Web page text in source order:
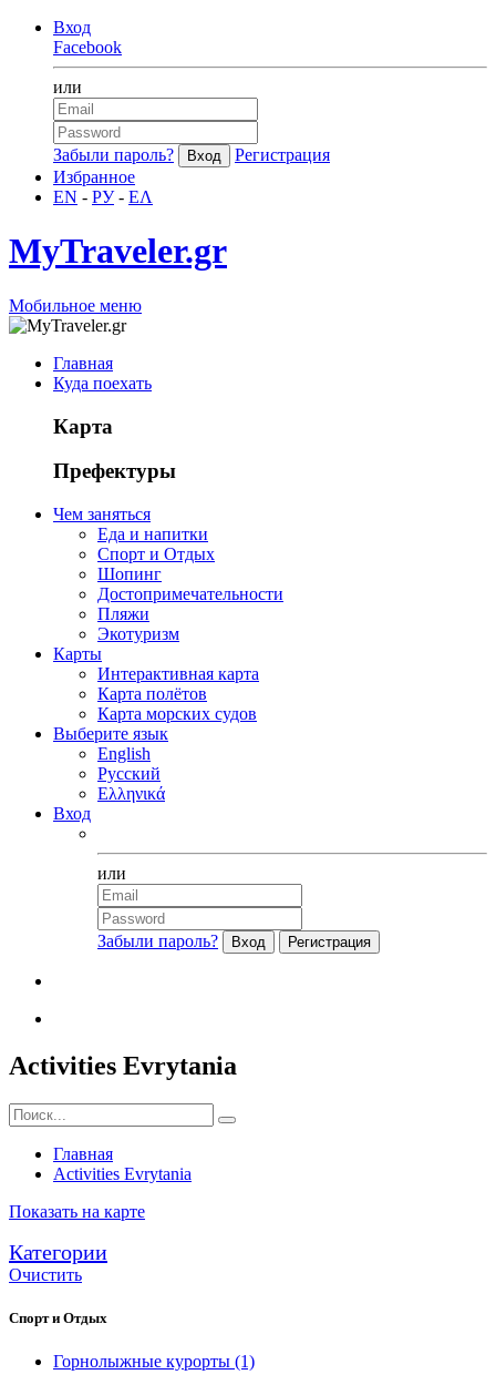
Вход
Facebook
или
Забыли пароль?
Регистрация
Избранное
EN - РУ- ΕΛ
MyTraveler.gr
Мобильное меню
Главная
Куда поехать
Карта
Префектуры
Чем заняться
Еда и напитки
Спорт и Отдых
Шопинг
Достопримечательности
Пляжи
Экотуризм
Карты
Интерактивная карта
Карта полётов
Карта морских судов
Выберите язык
English
Русский
Ελληνικά
Вход
или
Забыли пароль?
Activities Evrytania
Главная
Activities Evrytania
Показать на карте
Категории
Очистить
Спорт и Отдых
Горнолыжные курорты (1)